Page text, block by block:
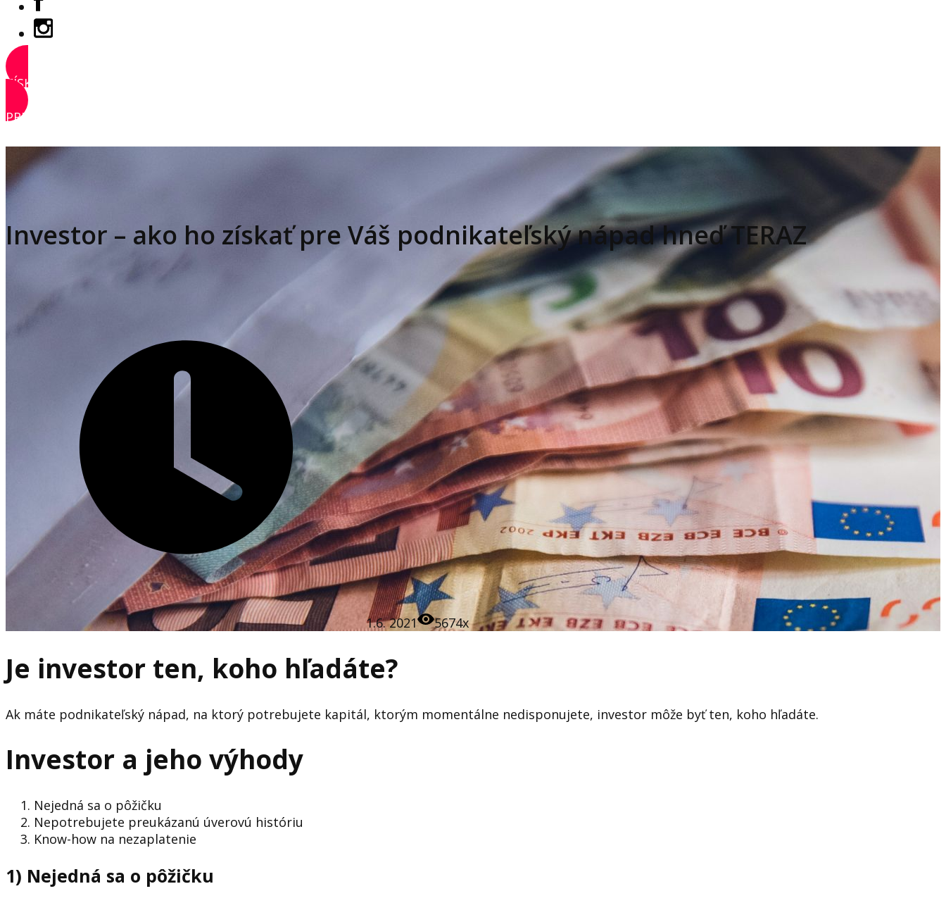
ZÍSKAŤ PRÍSTUP
PRIHLÁSIŤ SA
Investor – ako ho získať pre Váš podnikateľský nápad hneď TERAZ
1.6. 2021 5674x
Je investor ten, koho hľadáte?
Ak máte podnikateľský nápad, na ktorý potrebujete kapitál, ktorým momentálne nedisponujete, investor môže byť ten, koho hľadáte.
Investor a jeho výhody
Nejedná sa o pôžičku
Nepotrebujete preukázanú úverovú históriu
Know-how na nezaplatenie
1) Nejedná sa o pôžičku